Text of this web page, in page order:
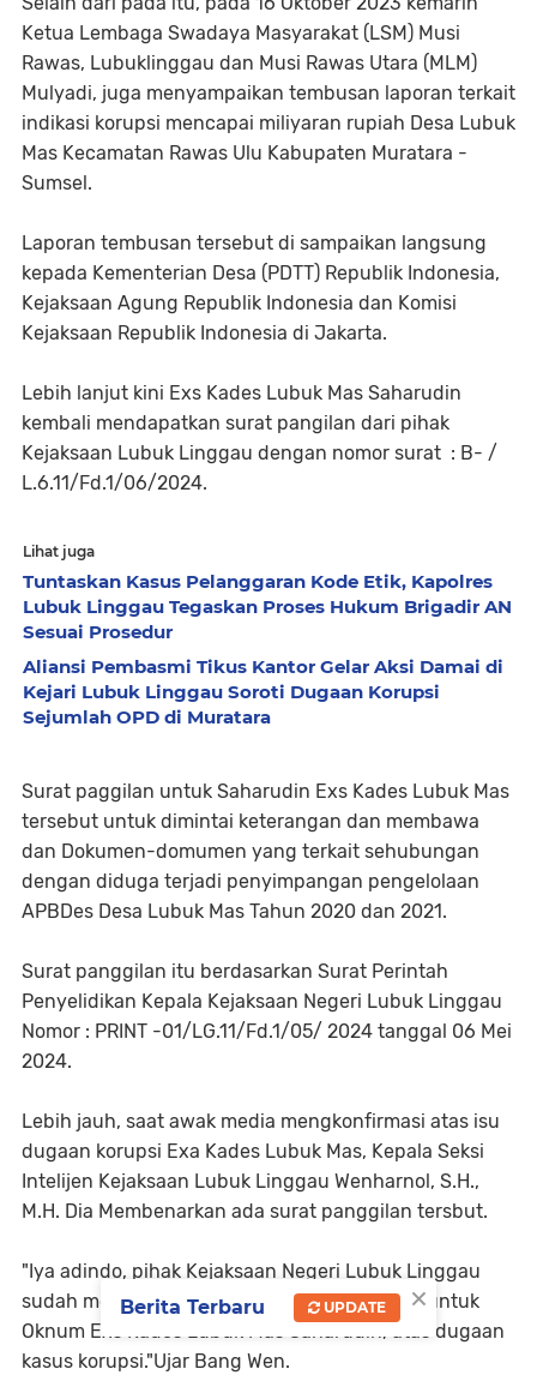
Ketua Lembaga Swadaya Masyarakat (LSM) Musi
Rawas, Lubuklinggau dan Musi Rawas Utara (MLM)
Mulyadi, juga menyampaikan tembusan laporan terkait
indikasi korupsi mencapai miliyaran rupiah Desa Lubuk
Mas Kecamatan Rawas Ulu Kabupaten Muratara -
Sumsel.
Laporan tembusan tersebut di sampaikan langsung
kepada Kementerian Desa (PDTT) Republik Indonesia,
Kejaksaan Agung Republik Indonesia dan Komisi
Kejaksaan Republik Indonesia di Jakarta.
Lebih lanjut kini Exs Kades Lubuk Mas Saharudin
kembali mendapatkan surat pangilan dari pihak
Kejaksaan Lubuk Linggau dengan nomor surat : B- /
L.6.11/Fd.1/06/2024.
Lihat juga
Tuntaskan Kasus Pelanggaran Kode Etik, Kapolres
Lubuk Linggau Tegaskan Proses Hukum Brigadir AN
Sesuai Prosedur
Aliansi Pembasmi Tikus Kantor Gelar Aksi Damai di
Kejari Lubuk Linggau Soroti Dugaan Korupsi
Sejumlah OPD di Muratara
Surat paggilan untuk Saharudin Exs Kades Lubuk Mas
tersebut untuk dimintai keterangan dan membawa
dan Dokumen-domumen yang terkait sehubungan
dengan diduga terjadi penyimpangan pengelolaan
APBDes Desa Lubuk Mas Tahun 2020 dan 2021.
Surat panggilan itu berdasarkan Surat Perintah
Penyelidikan Kepala Kejaksaan Negeri Lubuk Linggau
Nomor : PRINT -01/LG.11/Fd.1/05/ 2024 tanggal 06 Mei
2024.
Lebih jauh, saat awak media mengkonfirmasi atas isu
dugaan korupsi Exa Kades Lubuk Mas, Kepala Seksi
Intelijen Kejaksaan Lubuk Linggau Wenharnol, S.H.,
M.H. Dia Membenarkan ada surat panggilan tersbut.
"Iya adindo, pihak Kejaksaan Negeri Lubuk Linggau
sudah melayangkan surat panggilan hari ini, untuk
Oknum Exs Kades Lubuk Mas Saharudin, atas dugaan
kasus korupsi."Ujar Bang Wen.
×
Berita Terbaru UPDATE